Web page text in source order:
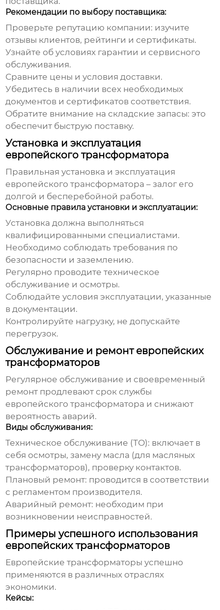
Рекомендации по выбору поставщика:
Проверьте репутацию компании: изучите
отзывы клиентов, рейтинги и сертификаты.
Узнайте об условиях гарантии и сервисного
обслуживания.
Сравните цены и условия доставки.
Убедитесь в наличии всех необходимых
документов и сертификатов соответствия.
Обратите внимание на складские запасы: это
обеспечит быструю поставку.
Установка и эксплуатация
европейского трансформатора
Правильная установка и эксплуатация
европейского трансформатора – залог его
долгой и бесперебойной работы.
Основные правила установки и эксплуатации:
Установка должна выполняться
квалифицированными специалистами.
Необходимо соблюдать требования по
безопасности и заземлению.
Регулярно проводите техническое
обслуживание и осмотры.
Соблюдайте условия эксплуатации, указанные
в документации.
Контролируйте нагрузку, не допускайте
перегрузок.
Обслуживание и ремонт европейских
трансформаторов
Регулярное обслуживание и своевременный
ремонт продлевают срок службы
европейского трансформатора и снижают
вероятность аварий.
Виды обслуживания:
Техническое обслуживание (ТО): включает в
себя осмотры, замену масла (для масляных
трансформаторов), проверку контактов.
Плановый ремонт: проводится в соответствии
с регламентом производителя.
Аварийный ремонт: необходим при
возникновении неисправностей.
Примеры успешного использования
европейских трансформаторов
Европейские трансформаторы успешно
применяются в различных отраслях
экономики.
Кейсы: